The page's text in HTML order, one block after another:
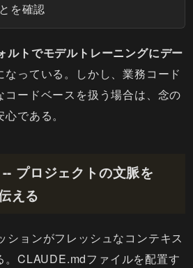
を確認
ルトでモデルトレーニングにデー
なっている。しかし、業務コード
ードベースを扱う場合は、念の
である。
プロジェクトの文脈を
える
ョンがフレッシュなコンテキス
。CLAUDE.mdファイルを配置す